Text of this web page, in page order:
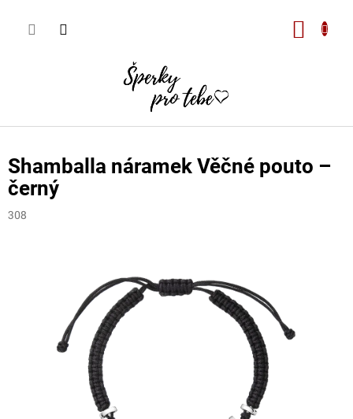
obsah
Shamballa náramek Věčné pouto –
černý
308